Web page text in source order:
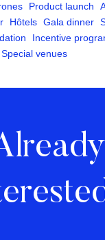
Product launch
Hôtels Gala dinner
Incentive
Special venues